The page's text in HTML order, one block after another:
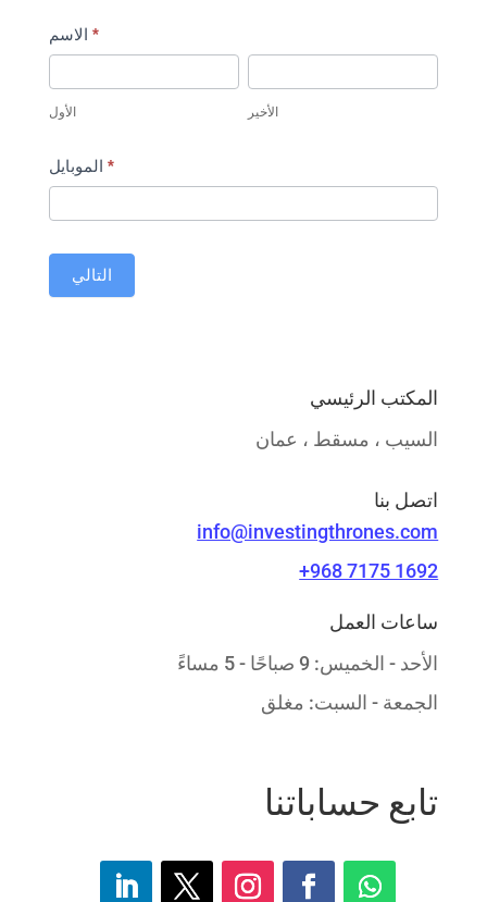
Global
Form
*
الأول الأخير
*
التالي
المكتب الرئيسي
السيب ، مسقط ، عمان
اتصل بنا
info@investingthrones.com
+968 7175 1692
ساعات العمل
الأحد - الخميس: 9 صباحًا - 5 مساءً
الجمعة - السبت: مغلق
تابع حساباتنا